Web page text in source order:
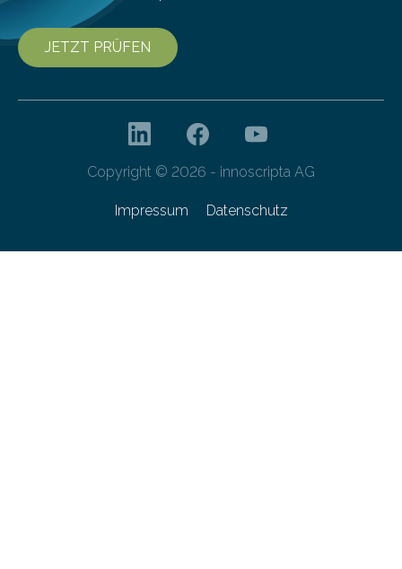
JETZT PRÜFEN
Copyright © 2026 - innoscripta AG
Impressum Datenschutz